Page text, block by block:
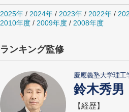
2025年 / 2024年 / 2023年 / 2022年 /
2010年度 / 2009年度 / 2008年度
ランキング監修
慶應義塾大学理工
鈴木秀男
【経歴】